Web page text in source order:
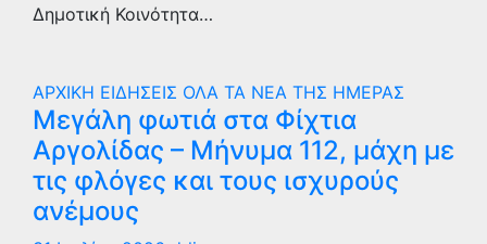
Δημοτική Κοινότητα…
ΑΡΧΙΚΗ ΕΙΔΗΣΕΙΣ ΟΛΑ ΤΑ ΝΕΑ ΤΗΣ ΗΜΕΡΑΣ
Μεγάλη φωτιά στα Φίχτια
Αργολίδας – Μήνυμα 112, μάχη με
τις φλόγες και τους ισχυρούς
ανέμους